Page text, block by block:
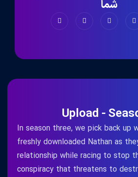
شما
Upload -
In season three, we pick back up
freshly downloaded Nathan as
relationship while racing to stop
conspiracy that threatens to